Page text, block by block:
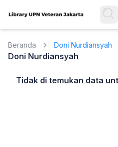
Beranda Doni Nurdiansyah
Doni Nurdiansyah
Tidak di temukan data